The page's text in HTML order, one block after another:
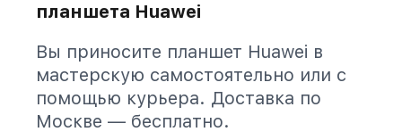
планшета Huawei
Вы приносите планшет Huawei в
мастерскую самостоятельно или с
помощью курьера. Доставка по
Москве — бесплатно.